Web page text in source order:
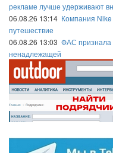
рекламе лучше удерживают
06.08.26 13:14 Компания
путешествие
06.08.26 13:03 ФАС признала
ненадлежащей